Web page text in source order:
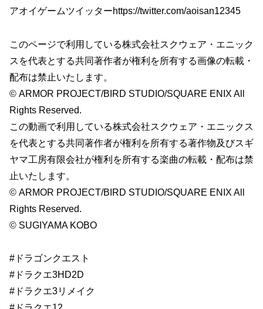
アオイゲームツイッターhttps://twitter.com/aoisan12345
このページで利用している株式会社スクウェア・エニック
スを代表とする共同著作者が権利を所有する画像の転載・
配布は禁止いたします。
© ARMOR PROJECT/BIRD STUDIO/SQUARE ENIX All
Rights Reserved.
この動画で利用している株式会社スクウェア・エニックス
を代表とする共同著作者が権利を所有する著作物及びスギ
ヤマ工房有限会社が権利を所有する楽曲の転載・配布は禁
止いたします。
© ARMOR PROJECT/BIRD STUDIO/SQUARE ENIX All
Rights Reserved.
© SUGIYAMA KOBO
#ドラゴンクエスト
#ドラクエ3HD2D
#ドラクエ3リメイク